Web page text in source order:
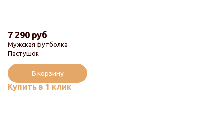
Мужская футболка
Пастушок
7 290 руб
Купить в 1 клик
В корзину